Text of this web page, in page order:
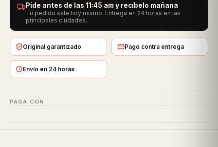
Pide antes de las 11:45 am y recíbelo mañana
Tu pedido sale hoy mismo. Entrega en 24 horas en las
principales ciudades.
Original garantizado Pago contra entrega
Envío en 24 horas
PAGA CON